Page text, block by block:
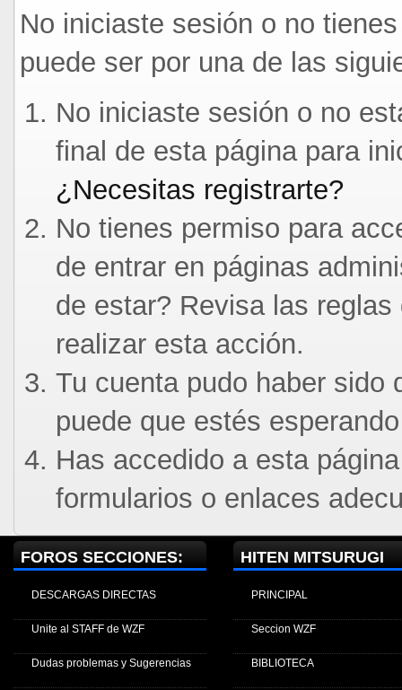
No iniciaste sesión o no
puede ser por una de las
No iniciaste sesión o no
final de esta página para
¿Necesitas registrarte?
No tienes permiso para
de entrar en páginas
de estar? Revisa las
realizar esta acción.
Tu cuenta pudo haber sido
puede que estés
Has accedido a esta
formularios o enlaces
FOROS SECCIONES:
DESCARGAS DIRECTAS
Unite al STAFF de WZF
Dudas problemas y Sugerencias
HITEN MITSURUGI
PRINCIPAL
Seccion WZF
BIBLIOTECA